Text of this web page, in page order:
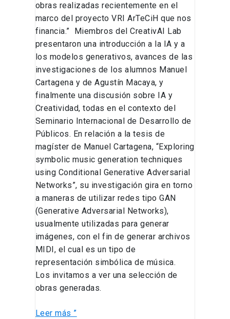
obras realizadas recientemente en el
marco del proyecto VRI ArTeCiH que nos
financia.” Miembros del CreativAI Lab
presentaron una introducción a la IA y a
los modelos generativos, avances de las
investigaciones de los alumnos Manuel
Cartagena y de Agustín Macaya, y
finalmente una discusión sobre IA y
Creatividad, todas en el contexto del
Seminario Internacional de Desarrollo de
Públicos. En relación a la tesis de
magíster de Manuel Cartagena, “Exploring
symbolic music generation techniques
using Conditional Generative Adversarial
Networks”, su investigación gira en torno
a maneras de utilizar redes tipo GAN
(Generative Adversarial Networks),
usualmente utilizadas para generar
imágenes, con el fin de generar archivos
MIDI, el cual es un tipo de
representación simbólica de música.
Los invitamos a ver una selección de
obras generadas.
Leer más ”